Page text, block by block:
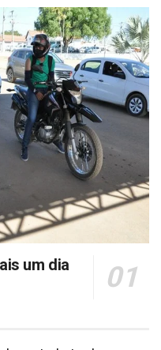
um dia